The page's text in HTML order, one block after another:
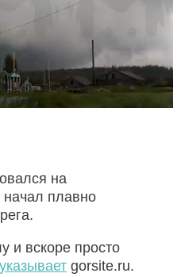
на
плавно
и вскоре просто
указывает gorsite.ru.